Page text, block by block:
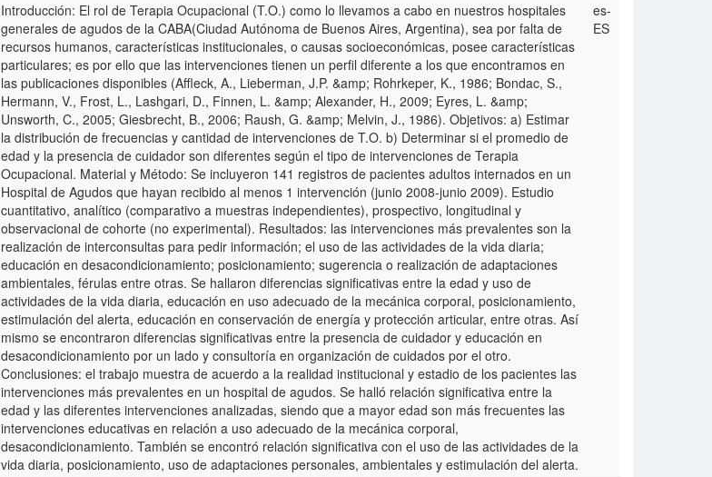
Introducción: El rol de Terapia Ocupacional (T.O.) como lo llevamos a cabo en nuestros hospitales
generales de agudos de la CABA(Ciudad Autónoma de Buenos Aires, Argentina), sea por falta de
recursos humanos, características institucionales, o causas socioeconómicas, posee características
particulares; es por ello que las intervenciones tienen un perfil diferente a los que encontramos en
las publicaciones disponibles (Affleck, A., Lieberman, J.P. &amp; Rohrkeper, K., 1986; Bondac, S.,
Hermann, V., Frost, L., Lashgari, D., Finnen, L. &amp; Alexander, H., 2009; Eyres, L. &amp;
Unsworth, C., 2005; Giesbrecht, B., 2006; Raush, G. &amp; Melvin, J., 1986). Objetivos: a) Estimar
la distribución de frecuencias y cantidad de intervenciones de T.O. b) Determinar si el promedio de
edad y la presencia de cuidador son diferentes según el tipo de intervenciones de Terapia
Ocupacional. Material y Método: Se incluyeron 141 registros de pacientes adultos internados en un
Hospital de Agudos que hayan recibido al menos 1 intervención (junio 2008-junio 2009). Estudio
cuantitativo, analítico (comparativo a muestras independientes), prospectivo, longitudinal y
observacional de cohorte (no experimental). Resultados: las intervenciones más prevalentes son la
realización de interconsultas para pedir información; el uso de las actividades de la vida diaria;
educación en desacondicionamiento; posicionamiento; sugerencia o realización de adaptaciones
ambientales, férulas entre otras. Se hallaron diferencias significativas entre la edad y uso de
actividades de la vida diaria, educación en uso adecuado de la mecánica corporal, posicionamiento,
estimulación del alerta, educación en conservación de energía y protección articular, entre otras. Así
mismo se encontraron diferencias significativas entre la presencia de cuidador y educación en
desacondicionamiento por un lado y consultoría en organización de cuidados por el otro.
Conclusiones: el trabajo muestra de acuerdo a la realidad institucional y estadio de los pacientes las
intervenciones más prevalentes en un hospital de agudos. Se halló relación significativa entre la
edad y las diferentes intervenciones analizadas, siendo que a mayor edad son más frecuentes las
intervenciones educativas en relación a uso adecuado de la mecánica corporal,
desacondicionamiento. También se encontró relación significativa con el uso de las actividades de la
vida diaria, posicionamiento, uso de adaptaciones personales, ambientales y estimulación del alerta.
es-
ES